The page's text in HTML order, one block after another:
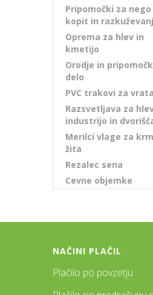
Pripomočki za nego
kopit in
Oprema za hlev in
kmetijo
Orodje in
delo
PVC trakovi za vrata
Razsvetljava za
industrijo in
Merilci vlage za
žita
Rezalec sena
Cevne objemke
NAČINI PLAČIL
Plačilo po povzetju